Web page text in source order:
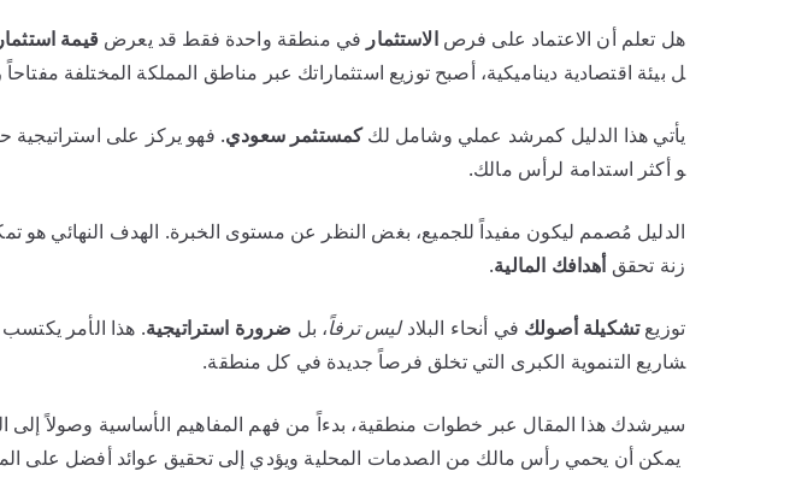
هل تعلم أن الاعتماد على فرصالاستثمار في منطقة واحدة فقط قد يعرضقيمة
ل بيئة اقتصادية ديناميكية، أصبح توزيع استثماراتك عبر مناطق المملكة المختلفة مفتاحاً
يأتي هذا الدليل كمرشد عملي وشامل لككمستثمر سعودي. فهو يركز على استراتيجية
و أكثر استدامة لرأس مالك.
الدليل مُصمم ليكون مفيداً للجميع، بغض النظر عن مستوى الخبرة. الهدف النهائي هو
زنة تحققأهدافك المالية.
توزيعتشكيلة أصولك في أنحاء البلادليس ترفاً، بل ضرورة استراتيجية
شاريع التنموية الكبرى التي تخلق فرصاً جديدة في كل منطقة.
سيرشدك هذا المقال عبر خطوات منطقية، بدءاً من فهم المفاهيم الأساسية وصولاً إلى
يمكن أن يحمي رأس مالك من الصدمات المحلية ويؤدي إلى تحقيق عوائد أفضل على